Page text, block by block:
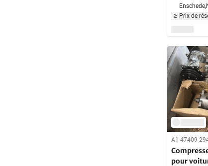
Enschede,
Prix de
A1-47409-
pour